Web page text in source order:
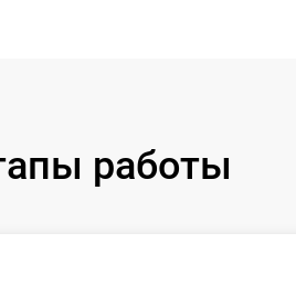
работы